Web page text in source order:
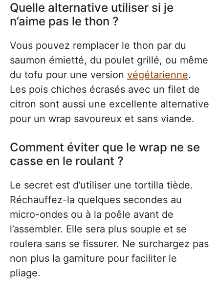
Quelle alternative utiliser si je
n’aime pas le thon ?
Vous pouvez remplacer le thon par du
saumon émietté, du poulet grillé, ou même
du tofu pour une version végétarienne.
Les pois chiches écrasés avec un filet de
citron sont aussi une excellente alternative
pour un wrap savoureux et sans viande.
Comment éviter que le wrap ne se
casse en le roulant ?
Le secret est d’utiliser une tortilla tiède.
Réchauffez-la quelques secondes au
micro-ondes ou à la poêle avant de
l’assembler. Elle sera plus souple et se
roulera sans se fissurer. Ne surchargez pas
non plus la garniture pour faciliter le
pliage.